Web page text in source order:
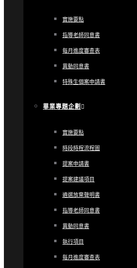
實施要點
指導老師同意書
每月進度審查表
異動同意書
特殊生個案申請書
畢業專題企劃
實施要點
時段時程流程圖
提案申請書
提案建議項目
遴選放棄聲明書
指導老師同意書
異動同意書
執行項目
每月進度審查表